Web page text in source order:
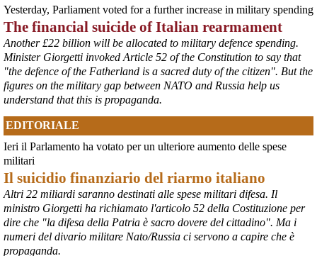
@peacelink
cronachetarantine.it/index.php
il Governo ha manifestato l’intenzione di predisporre un
provvedimento straordinario per attenuare le conseguenze
economiche e sociali della prevista fermata dell’area a caldo e ha
chiesto alle rappresentanze del territorio di formulare proposte
concrete per definirne i contenuti. Casartigiani valuta positivamente
#ILVA #Taranto
Yesterday, Parliament voted for a further increase in military spending
The financial suicide of Italian rearmament
Another £22 billion will be allocated to military defence spending.
Minister Giorgetti invoked Article 52 of the Constitution to say that
"the defence of the Fatherland is a sacred duty of the citizen". But the
figures on the military gap between NATO and Russia help us
understand that this is propaganda.
EDITORIALE
Ieri il Parlamento ha votato per un ulteriore aumento delle spese
militari
Il suicidio finanziario del riarmo italiano
Altri 22 miliardi saranno destinati alle spese militari difesa. Il
ministro Giorgetti ha richiamato l'articolo 52 della Costituzione per
dire che "la difesa della Patria è sacro dovere del cittadino". Ma i
numeri del divario militare Nato/Russia ci servono a capire che è
propaganda.